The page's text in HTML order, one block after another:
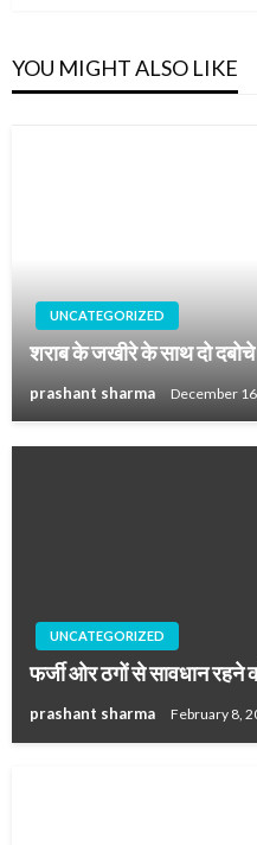
YOU MIGHT ALSO LIKE
UNCATEGORIZED
शराब के जखीरे के साथ दो दबोचे
prashant sharma December
UNCATEGORIZED
फर्जी ओर ठगों से सावधान रहने
prashant sharma February 8,